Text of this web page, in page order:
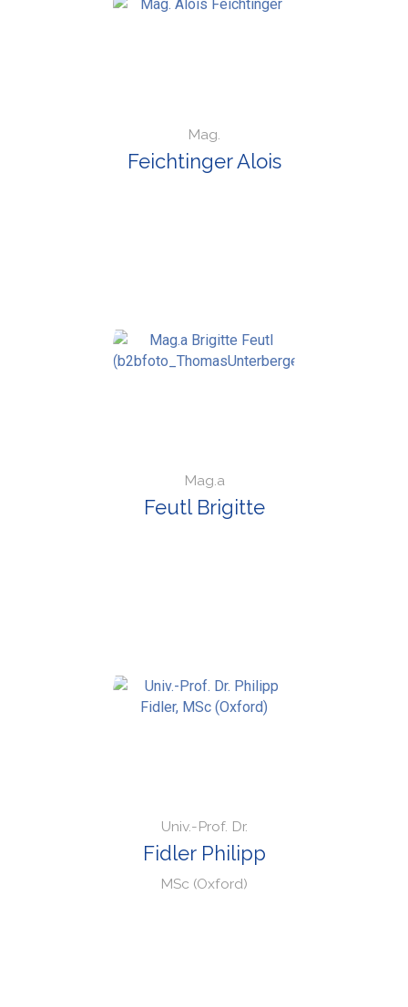
Mag.
Feichtinger Alois
Mag.a
Feutl Brigitte
Univ.-Prof. Dr.
Fidler Philipp
MSc (Oxford)